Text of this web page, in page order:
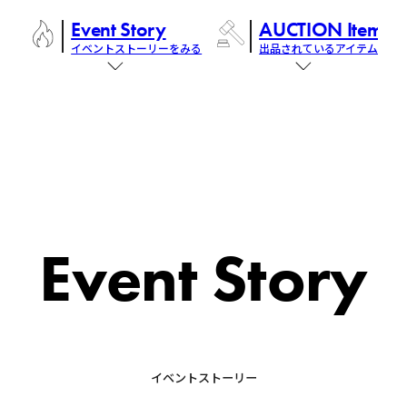
Event Story
イベントストーリーをみる
AUCTION Items
出品されているアイテム
Event Story
イベントストーリー